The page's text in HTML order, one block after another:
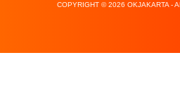
COPYRIGHT © 2026 OKJAKARTA -